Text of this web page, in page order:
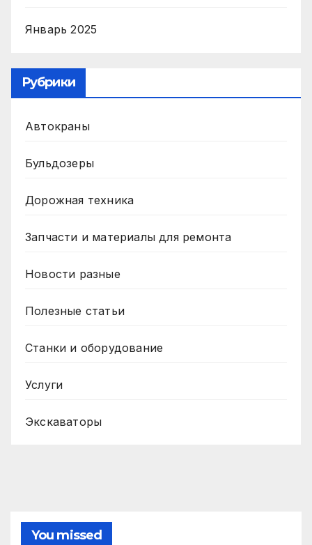
Январь 2025
Рубрики
Автокраны
Бульдозеры
Дорожная техника
Запчасти и материалы для ремонта
Новости разные
Полезные статьи
Станки и оборудование
Услуги
Экскаваторы
You missed